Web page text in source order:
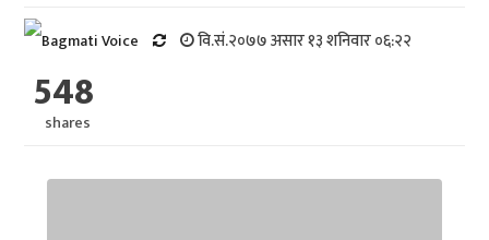
वि.सं.२०७७ असार १३ शनिवार ०६:२२
548
shares